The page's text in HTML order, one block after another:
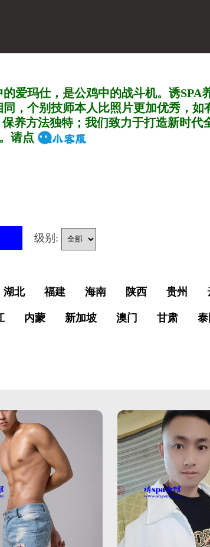
爱玛仕，是公鸡中的战斗机。诱SPA
，个别技师本人比照片更加优秀，如
养方法独特；我们致力于打造新时代
。请点
级别:
湖北 福建 海南 陕西 贵州
内蒙 新加坡 澳门 甘肃 泰